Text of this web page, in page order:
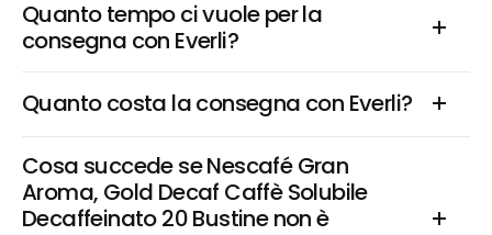
Quanto tempo ci vuole per la
consegna con Everli?
Quanto costa la consegna con Everli?
Cosa succede se Nescafé Gran
Aroma, Gold Decaf Caffè Solubile
Decaffeinato 20 Bustine non è